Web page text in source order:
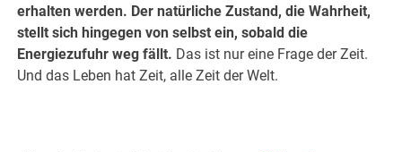
erhalten werden. Der natürliche Zustand, die Wahrheit,
stellt sich hingegen von selbst ein, sobald die
Energiezufuhr weg fällt. Das ist nur eine Frage der Zeit.
Und das Leben hat Zeit, alle Zeit der Welt.